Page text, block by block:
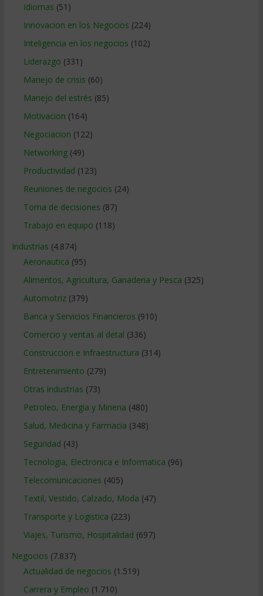
Idiomas (51)
Innovacion en los Negocios (224)
Inteligencia en los negocios (102)
Liderazgo (331)
Manejo de crisis (60)
Manejo del estrés (85)
Motivacion (164)
Negociacion (122)
Networking(49)
Productividad (123)
Reuniones de negocios (24)
Toma de decisiones (87)
Trabajo en equipo (118)
Industrias (4.874)
Aeronautica (95)
Alimentos, Agricultura, Ganaderia y Pesca (325)
Automotriz(379)
Banca y Servicios Financieros (910)
Comercio y ventas al detal (336)
Construccion e Infraestructura (314)
Entretenimiento (279)
Otras industrias (73)
Petroleo, Energia y Mineria (480)
Salud, Medicina y Farmacia (348)
Seguridad (43)
Tecnologia, Electronica e Informatica (96)
Telecomunicaciones (405)
Textil, Vestido, Calzado, Moda (47)
Transporte y Logistica (223)
Viajes, Turismo, Hospitalidad (697)
Negocios (7.837)
Actualidad de negocios (1.519)
Carrera y Empleo (1.710)